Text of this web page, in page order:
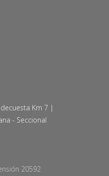
Km 7 |
- Seccional
20592